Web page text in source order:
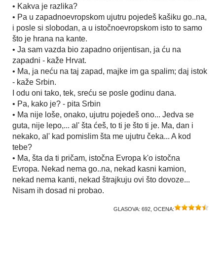
• Kakva je razlika?
• Pa u zapadnoevropskom ujutru pojedeš kašiku go..na,
i posle si slobodan, a u istočnoevropskom isto to samo
što je hrana na kante.
• Ja sam vazda bio zapadno orijentisan, ja ću na
zapadni - kaže Hrvat.
• Ma, ja neću na taj zapad, majke im ga spalim; daj istok
- kaže Srbin.
I odu oni tako, tek, sreću se posle godinu dana.
• Pa, kako je? - pita Srbin
• Ma nije loše, onako, ujutru pojedeš ono... Jedva se
guta, nije lepo,... al' šta ćeš, to ti je što ti je. Ma, dan i
nekako, al' kad pomislim šta me ujutru čeka... A kod
tebe?
• Ma, šta da ti pričam, istočna Evropa k'o istočna
Evropa. Nekad nema go..na, nekad kasni kamion,
nekad nema kanti, nekad štrajkuju ovi što dovoze...
Nisam ih dosad ni probao.
GLASOVA: 692 , OCENA: